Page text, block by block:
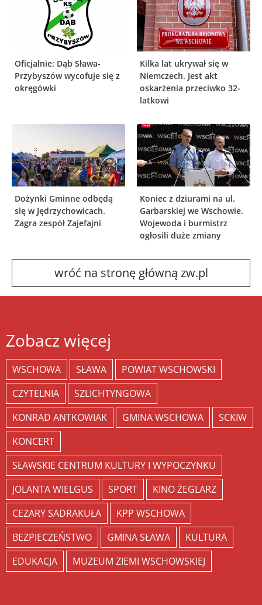
Oficjalnie: Dąb Sława-
Przybyszów wycofuje się z
okręgówki
Kilka lat ukrywał się w
Niemczech. Jest akt
oskarżenia przeciwko 32-
latkowi
Dożynki Gminne odbędą
się w Jędrzychowicach.
Zagra zespół Zajefajni
Koniec z dziurami na ul.
Garbarskiej we Wschowie.
Wojewoda i burmistrz
ogłosili duże zmiany
wróć na stronę główną zw.pl
Zobacz więcej
WSCHOWA SŁAWA
POWIAT WSCHOWSKI
CZYTELNIA
SZLICHTYNGOWA
KONRAD ANTKOWIAK
GMINA WSCHOWA
SCKIW
KONCERT
SŁAWSKIE CENTRUM KULTURY I WYPOCZYNKU
JOLANTA WIELGUS
SPORT
KINO ŻEGLARZ
CEZARY SADRAKUŁA
KPP WSCHOWA
BEZPIECZEŃSTWO
GMINA SŁAWA
KULTURA
EDUKACJA
MUZEUM ZIEMI WSCHOWSKIEJ